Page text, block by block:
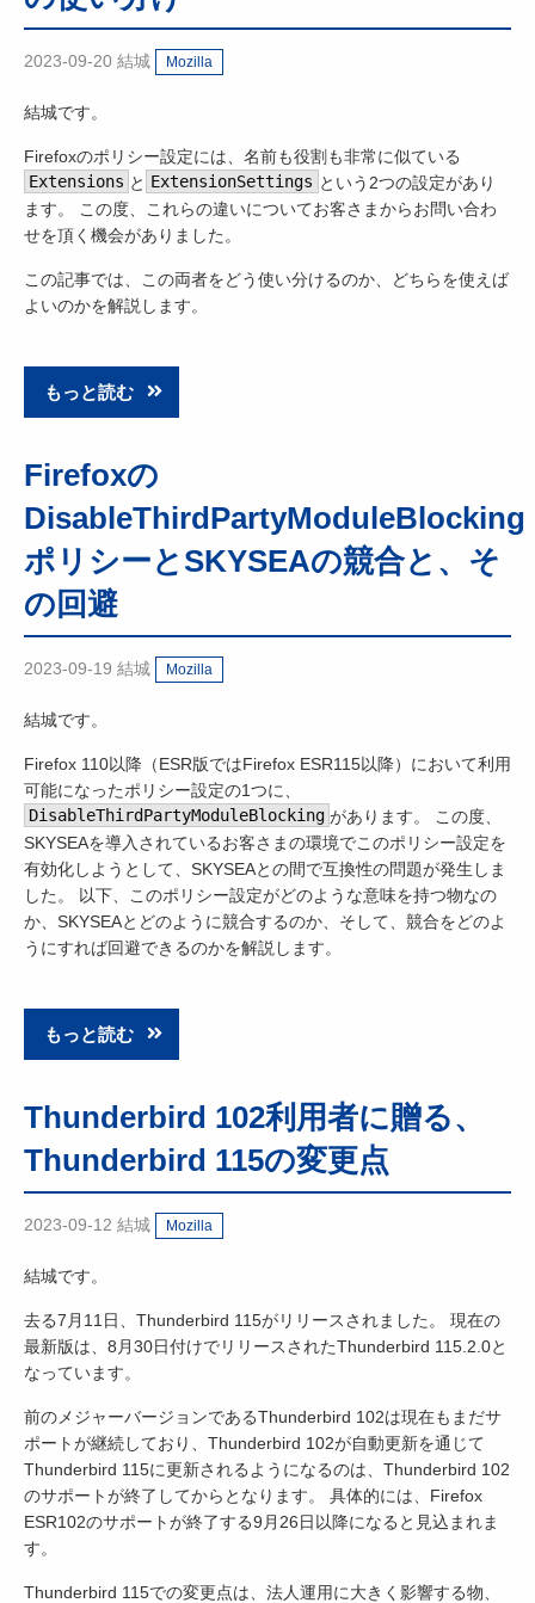
2023-09-20 結城 Mozilla
結城です。
Firefoxのポリシー設定には、名前も役割も非常に似ている
Extensions と ExtensionSettings という2つの設定があり
ます。 この度、これらの違いについてお客さまからお問い合わ
せを頂く機会がありました。
この記事では、この両者をどう使い分けるのか、どちらを使えば
よいのかを解説します。
もっと読む
Firefoxの
DisableThirdPartyModuleBlocking
ポリシーとSKYSEAの競合と、そ
の回避
2023-09-19 結城 Mozilla
結城です。
Firefox 110以降（ESR版ではFirefox ESR115以降）において利用
可能になったポリシー設定の1つに、
DisableThirdPartyModuleBlocking があります。 この度、
SKYSEAを導入されているお客さまの環境でこのポリシー設定を
有効化しようとして、SKYSEAとの間で互換性の問題が発生しま
した。 以下、このポリシー設定がどのような意味を持つ物なの
か、SKYSEAとどのように競合するのか、そして、競合をどのよ
うにすれば回避できるのかを解説します。
もっと読む
Thunderbird 102利用者に贈る、
Thunderbird 115の変更点
2023-09-12 結城 Mozilla
結城です。
去る7月11日、Thunderbird 115がリリースされました。 現在の
最新版は、8月30日付けでリリースされたThunderbird 115.2.0と
なっています。
前のメジャーバージョンであるThunderbird 102は現在もまだサ
ポートが継続しており、Thunderbird 102が自動更新を通じて
Thunderbird 115に更新されるようになるのは、Thunderbird 102
のサポートが終了してからとなります。 具体的には、Firefox
ESR102のサポートが終了する9月26日以降になると見込まれま
す。
Thunderbird 115での変更点は、法人運用に大きく影響する物、